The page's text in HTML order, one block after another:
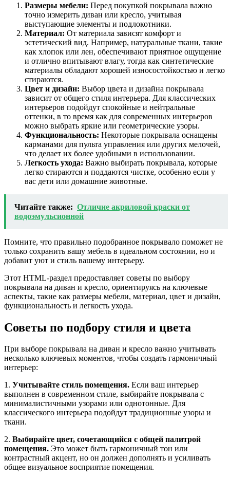
Размеры мебели: Перед покупкой покрывала важно
точно измерить диван или кресло, учитывая
выступающие элементы и подлокотники.
Материал: От материала зависят комфорт и
эстетический вид. Например, натуральные ткани, такие
как хлопок или лен, обеспечивают приятное ощущение
и отлично впитывают влагу, тогда как синтетические
материалы обладают хорошей износостойкостью и легко
стираются.
Цвет и дизайн: Выбор цвета и дизайна покрывала
зависит от общего стиля интерьера. Для классических
интерьеров подойдут спокойные и нейтральные
оттенки, в то время как для современных интерьеров
можно выбрать яркие или геометрические узоры.
Функциональность: Некоторые покрывала оснащены
карманами для пульта управления или других мелочей,
что делает их более удобными в использовании.
Легкость ухода: Важно выбирать покрывала, которые
легко стираются и поддаются чистке, особенно если у
вас дети или домашние животные.
Читайте также: Отличие акриловой краски от
водоэмульсионной
Помните, что правильно подобранное покрывало поможет не
только сохранить вашу мебель в идеальном состоянии, но и
добавит уют и стиль вашему интерьеру.
Этот HTML-раздел предоставляет советы по выбору
покрывала на диван и кресло, ориентируясь на ключевые
аспекты, такие как размеры мебели, материал, цвет и дизайн,
функциональность и легкость ухода.
Советы по подбору стиля и цвета
При выборе покрывала на диван и кресло важно учитывать
несколько ключевых моментов, чтобы создать гармоничный
интерьер:
1. Учитывайте стиль помещения. Если ваш интерьер
выполнен в современном стиле, выбирайте покрывала с
минималистичными узорами или однотонные. Для
классического интерьера подойдут традиционные узоры и
ткани.
2. Выбирайте цвет, сочетающийся с общей палитрой
помещения. Это может быть гармоничный тон или
контрастный акцент, но он должен дополнять и усиливать
общее визуальное восприятие помещения.